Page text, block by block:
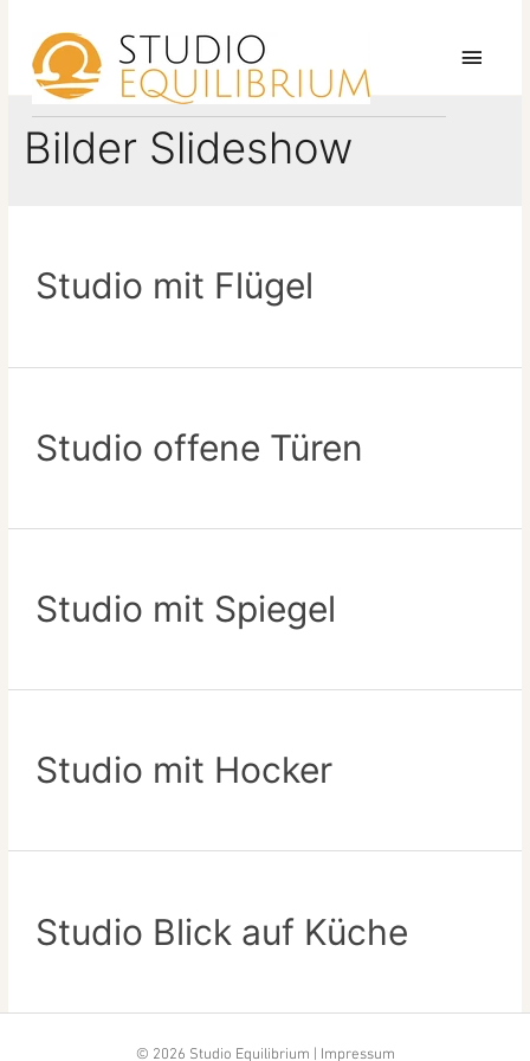
springen
Bilder Slideshow
Studio mit Flügel
Studio offene Türen
Studio mit Spiegel
Studio mit Hocker
Studio Blick auf Küche
© 2026 Studio Equilibrium Impressum